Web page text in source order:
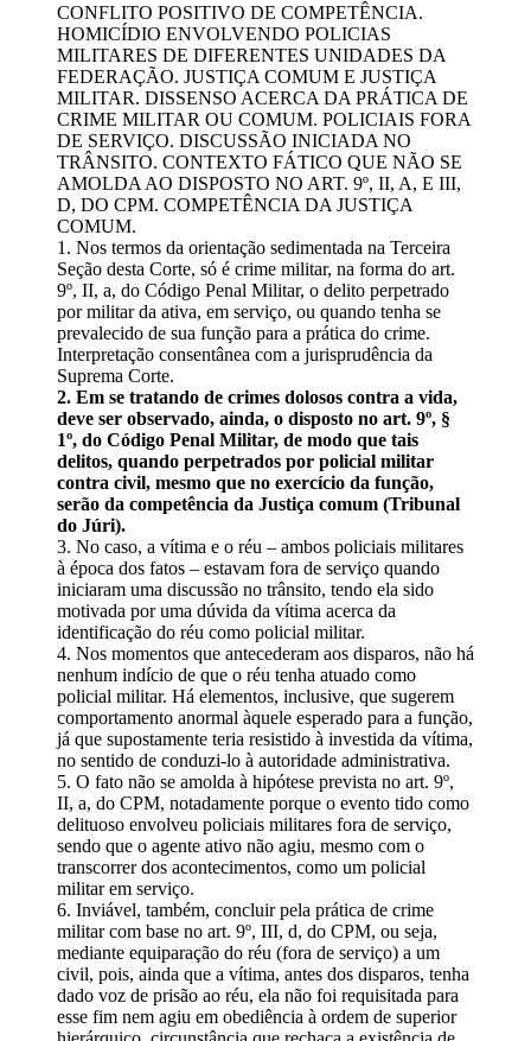
CONFLITO POSITIVO DE COMPETÊNCIA.
HOMICÍDIO ENVOLVENDO POLICIAS
MILITARES DE DIFERENTES UNIDADES DA
FEDERAÇÃO. JUSTIÇA COMUM E JUSTIÇA
MILITAR. DISSENSO ACERCA DA PRÁTICA DE
CRIME MILITAR OU COMUM. POLICIAIS FORA
DE SERVIÇO. DISCUSSÃO INICIADA NO
TRÂNSITO. CONTEXTO FÁTICO QUE NÃO SE
AMOLDA AO DISPOSTO NO ART. 9º, II, A, E III,
D, DO CPM. COMPETÊNCIA DA JUSTIÇA
COMUM.
1. Nos termos da orientação sedimentada na Terceira
Seção desta Corte, só é crime militar, na forma do art.
9º, II, a, do Código Penal Militar, o delito perpetrado
por militar da ativa, em serviço, ou quando tenha se
prevalecido de sua função para a prática do crime.
Interpretação consentânea com a jurisprudência da
Suprema Corte.
2. Em se tratando de crimes dolosos contra a vida,
deve ser observado, ainda, o disposto no art. 9º, §
1º, do Código Penal Militar, de modo que tais
delitos, quando perpetrados por policial militar
contra civil, mesmo que no exercício da função,
serão da competência da Justiça comum (Tribunal
do Júri).
3. No caso, a vítima e o réu – ambos policiais militares
à época dos fatos – estavam fora de serviço quando
iniciaram uma discussão no trânsito, tendo ela sido
motivada por uma dúvida da vítima acerca da
identificação do réu como policial militar.
4. Nos momentos que antecederam aos disparos, não há
nenhum indício de que o réu tenha atuado como
policial militar. Há elementos, inclusive, que sugerem
comportamento anormal àquele esperado para a função,
já que supostamente teria resistido à investida da vítima,
no sentido de conduzi-lo à autoridade administrativa.
5. O fato não se amolda à hipótese prevista no art. 9º,
II, a, do CPM, notadamente porque o evento tido como
delituoso envolveu policiais militares fora de serviço,
sendo que o agente ativo não agiu, mesmo com o
transcorrer dos acontecimentos, como um policial
militar em serviço.
6. Inviável, também, concluir pela prática de crime
militar com base no art. 9º, III, d, do CPM, ou seja,
mediante equiparação do réu (fora de serviço) a um
civil, pois, ainda que a vítima, antes dos disparos, tenha
dado voz de prisão ao réu, ela não foi requisitada para
esse fim nem agiu em obediência à ordem de superior